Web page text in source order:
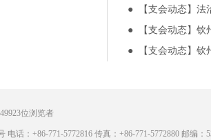
●
【支会动态】法
●
【支会动态】
● 【支会动态】
49923位浏览者
话：+86-771-5772816 传真：+86-771-5772880 邮编：